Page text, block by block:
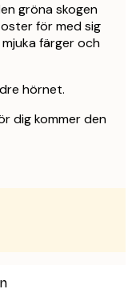
gröna skogen
för med sig
färger och
hörnet.
dig kommer den